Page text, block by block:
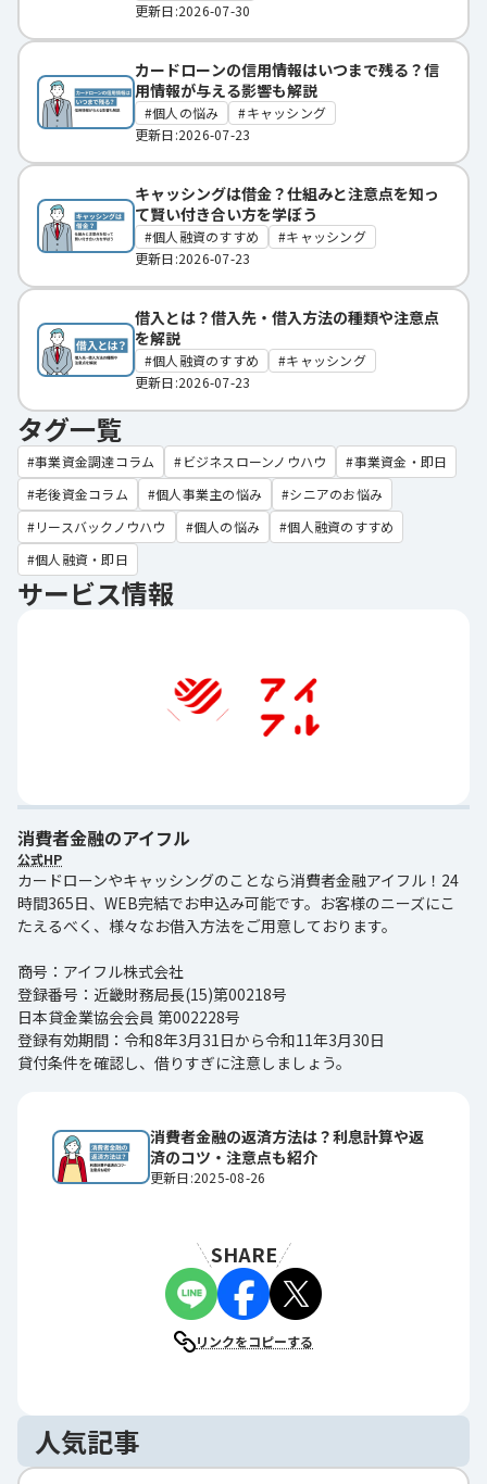
更新日:2026-07-30
カードローンの信用情報はいつまで残る？信
用情報が与える影響も解説
個人の悩み
キャッシング
更新日:2026-07-23
キャッシングは借金？仕組みと注意点を知っ
て賢い付き合い方を学ぼう
個人融資のすすめ
キャッシング
更新日:2026-07-23
借入とは？借入先・借入方法の種類や注意点
を解説
個人融資のすすめ
キャッシング
更新日:2026-07-23
タグ一覧
事業資金調達コラム ビジネスローンノウハウ
事業資金・即日
老後資金コラム
個人事業主の悩み
シニアのお悩み
リースバックノウハウ
個人の悩み
個人融資のすすめ
個人融資・即日
サービス情報
消費者金融のアイフル
公式HP
カードローンやキャッシングのことなら消費者金融アイフル！24
時間365日、WEB完結でお申込み可能です。お客様のニーズにこ
たえるべく、様々なお借入方法をご用意しております。
商号：アイフル株式会社
登録番号：近畿財務局長(15)第00218号
日本貸金業協会会員 第002228号
登録有効期間：令和8年3月31日から令和11年3月30日
貸付条件を確認し、借りすぎに注意しましょう。
消費者金融の返済方法は？利息計算や返
済のコツ・注意点も紹介
更新日:2025-08-26
SHARE
リンクをコピーする
人気記事